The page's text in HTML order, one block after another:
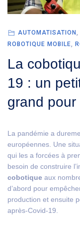
AUTOMATISATION ,
ROBOTIQUE MOBILE,
La
19 : un
grand pour
La pandémie a
européennes. Une
qui les a forcées à
besoin de construire
cobotique aux
d’abord pour
production et ensuite
après-Covid-19.